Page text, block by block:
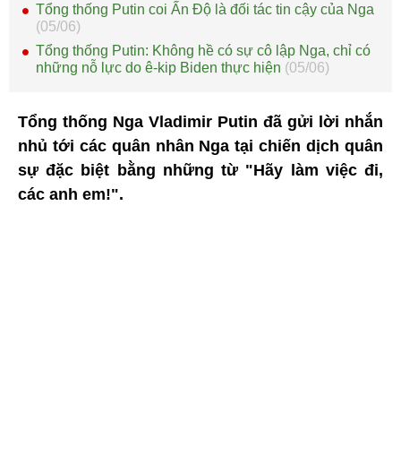
Tổng thống Putin coi Ấn Độ là đối tác tin cậy của Nga
(05/06)
Tổng thống Putin: Không hề có sự cô lập Nga, chỉ có
những nỗ lực do ê-kip Biden thực hiện (05/06)
Tổng thống Nga Vladimir Putin đã gửi lời nhắn
nhủ tới các quân nhân Nga tại chiến dịch quân
sự đặc biệt bằng những từ "Hãy làm việc đi,
các anh em!".